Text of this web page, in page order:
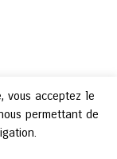
vous acceptez le
permettant de